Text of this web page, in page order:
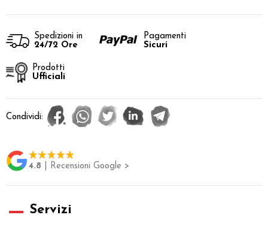
Spedizioni in
24/72 Ore
Pagamenti
Sicuri
Prodotti
Ufficiali
Condividi:
4.8 | Recensioni Google >
Servizi